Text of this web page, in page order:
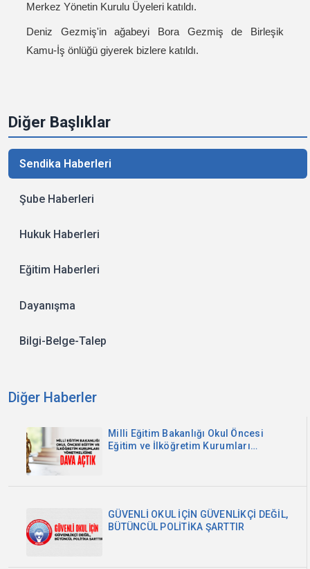
Diğer Başlıklar
Sendika Haberleri
Şube Haberleri
Hukuk Haberleri
Eğitim Haberleri
Dayanışma
Bilgi-Belge-Talep
Diğer Haberler
Milli Eğitim Bakanlığı Okul Öncesi
Eğitim ve İlköğretim Kurumları
GÜVENLİ OKUL İÇİN GÜVENLİKÇİ DEĞİL,
BÜTÜNCÜL POLİTİKA ŞARTTIR
Merkez Yönetin Kurulu Üyeleri katıldı.
Deniz Gezmiş'in ağabeyi Bora Gezmiş de Birleşik
Kamu-İş önlüğü giyerek bizlere katıldı.